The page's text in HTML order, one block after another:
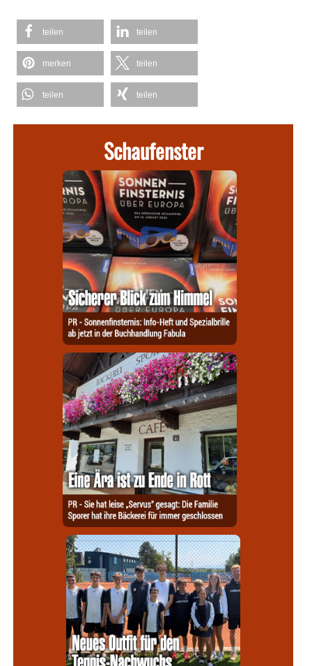
teilen teilen
merken teilen
teilen teilen
Schaufenster